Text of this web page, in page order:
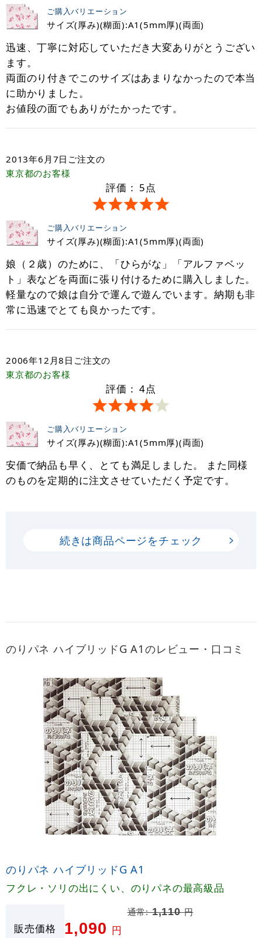
ご購入バリエーション
サイズ(厚み)(糊面):A1(5mm厚)(両面)
迅速、丁寧に対応していただき大変ありがとうござい
ます。
両面のり付きでこのサイズはあまりなかったので本当
に助かりました。
お値段の面でもありがたかったです。
2013年6月7日 ご注文の
東京都のお客様
評価： 5点
ご購入バリエーション
サイズ(厚み)(糊面):A1(5mm厚)(両面)
娘（２歳）のために、「ひらがな」「アルファベッ
ト」表などを両面に張り付けるために購入しました。
軽量なので娘は自分で運んで遊んでいます。納期も非
常に迅速でとても良かったです。
2006年12月8日 ご注文の
東京都のお客様
評価： 4点
ご購入バリエーション
サイズ(厚み)(糊面):A1(5mm厚)(両面)
安価で納品も早く、とても満足しました。 また同様
のものを定期的に注文させていただく予定です。
続きは商品ページをチェック
のりパネ ハイブリッドG A1のレビュー・口コミ
のりパネ ハイブリッドG A1
フクレ・ソリの出にくい、のりパネの最高級品
販売価格
通常:1,110円
1,090 円